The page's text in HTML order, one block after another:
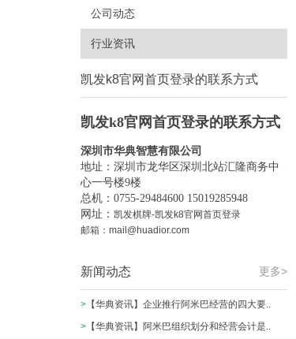
公司动态
行业资讯
凯发k8官网首页登录的联系方式
凯发k8官网首页登录的联系方式
深圳市华典智慧有限公司
地址：深圳市龙华区深圳北站汇隆商务中
心一号楼9楼
总机：0755-29484600 15019285948
网址： 凯发棋牌-凯发k8官网首页登录
邮箱： mail@huadior.com
更多>
新闻动态
> 【华典资讯】企业推行阿米巴经营的四大要..
> 【华典资讯】阿米巴组织划分和经营会计是..